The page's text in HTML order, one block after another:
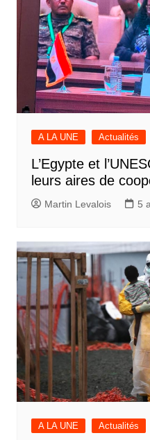
A LA UNE Actualités
L’Egypte et
leurs aires de
Martin Levalois 5
A LA UNE Actualités